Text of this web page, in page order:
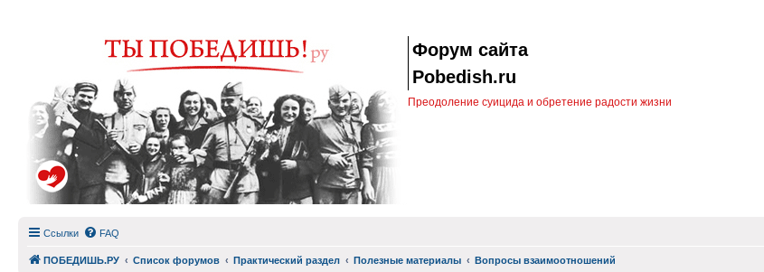
Форум сайта
Pobedish.ru
Преодоление суицида и обретение радости жизни
Ссылки FAQ
ПОБЕДИШЬ.РУ Список форумов Практический раздел Полезные материалы Вопросы взаимоотношений